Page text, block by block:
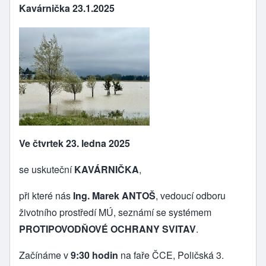
Kavárnička 23.1.2025
Ve čtvrtek 23. ledna 2025
se uskutečníKAVÁRNIČKA,
při které nás Ing. Marek ANTOŠ, vedoucí odboru
životního prostředí MÚ, seznámí se systémem
PROTIPOVODŇOVÉ OCHRANY SVITAV.
Začínáme v9:30 hodin na faře ČCE, Poličská 3.